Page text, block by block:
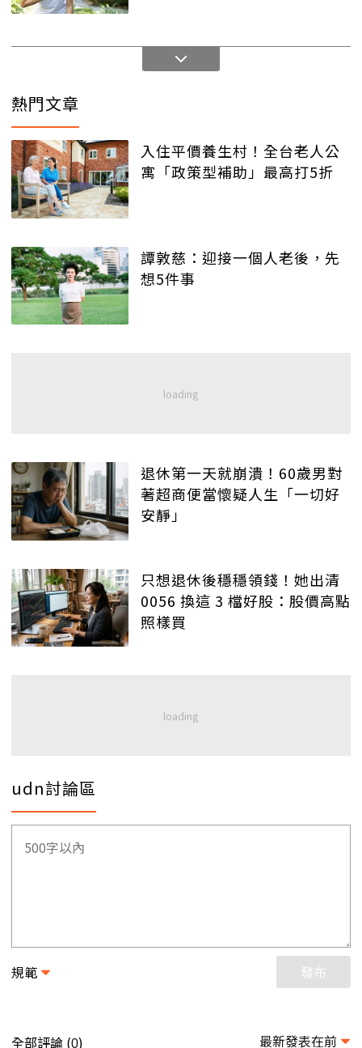
熱門文章
入住平價養生村！全台老人公
寓「政策型補助」最高打5折
譚敦慈：迎接一個人老後，先
想5件事
退休第一天就崩潰！60歲男對
著超商便當懷疑人生「一切好
安靜」
只想退休後穩穩領錢！她出清
0056 換這 3 檔好股：股價高點
照樣買
udn討論區
規範 發布
全部評論 (0) 最新發表在前